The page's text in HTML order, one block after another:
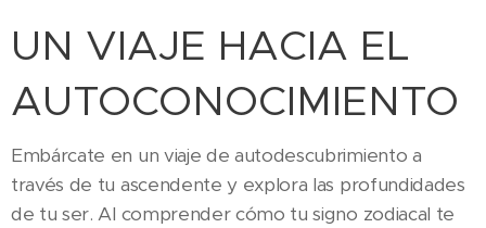
UN VIAJE HACIA EL
AUTOCONOCIMIENTO
Embárcate en un viaje de autodescubrimiento a
través de tu ascendente y explora las profundidades
de tu ser. Al comprender cómo tu signo zodiacal te